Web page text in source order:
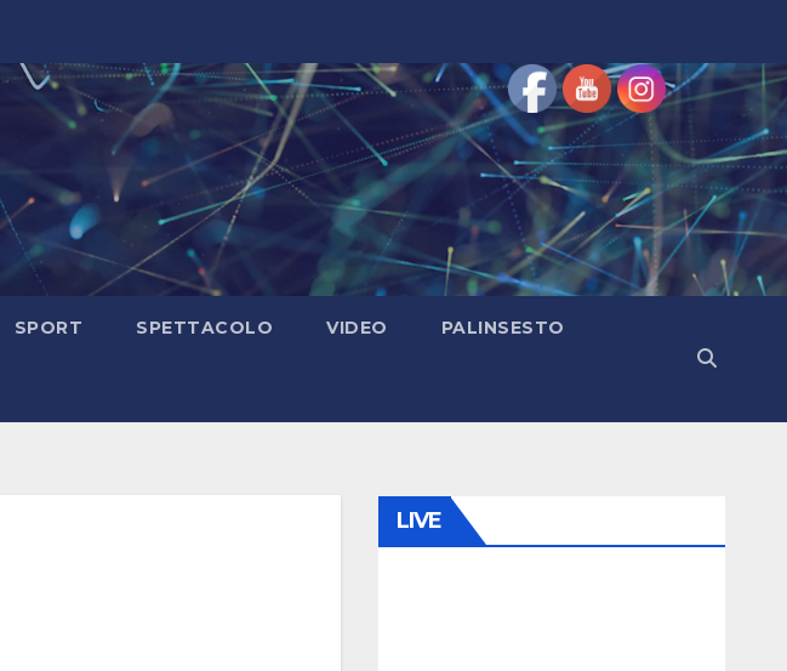
SPORT SPETTACOLO VIDEO PALINSESTO
LIVE